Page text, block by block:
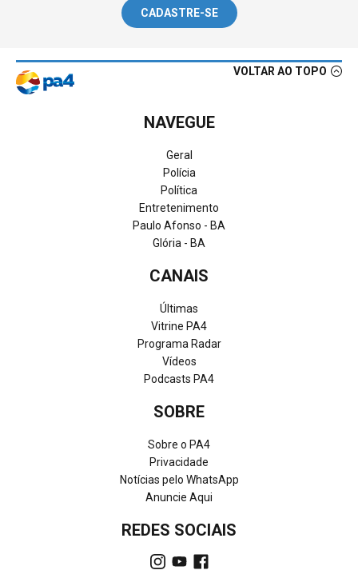
CADASTRE-SE
VOLTAR AO TOPO
NAVEGUE
Geral
Polícia
Política
Entretenimento
Paulo Afonso - BA
Glória - BA
CANAIS
Últimas
Vitrine PA4
Programa Radar
Vídeos
Podcasts PA4
SOBRE
Sobre o PA4
Privacidade
Notícias pelo WhatsApp
Anuncie Aqui
REDES SOCIAIS